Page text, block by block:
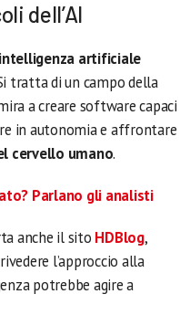
dell’AI
artificiale
tratta di un campo della
a creare software capaci
in autonomia e affrontare
cervello umano.
Parlano gli analisti
anche il sito HDBlog,
l’approccio alla
potrebbe agire a